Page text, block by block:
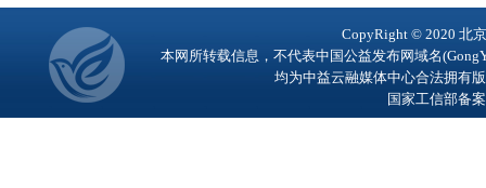
CopyRight © 2020 北
本网所转载信息，不代表中国公益发布网域名
均为中益云融媒体中心合法拥有
国家工信部备